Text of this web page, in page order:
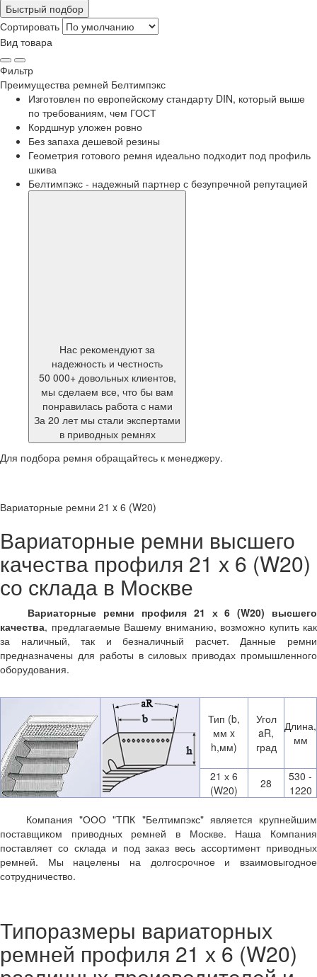
Быстрый подбор
Сортировать
Вид товара
Фильтр
Преимущества ремней Белтимпэкс
Изготовлен по европейскому стандарту DIN, который выше
по требованиям, чем ГОСТ
Кордшнур уложен ровно
Без запаха дешевой резины
Геометрия готового ремня идеально подходит под профиль
шкива
Белтимпэкс - надежный партнер с безупречной репутацией
Нас рекомендуют за
надежность и честность
50 000+ довольных клиентов,
мы сделаем все, что бы вам
понравилась работа с нами
За 20 лет мы стали экспертами
в приводных ремнях
Для подбора ремня обращайтесь к менеджеру.
Вариаторные ремни 21 x 6 (W20)
Вариаторные ремни высшего
качества профиля 21 х 6 (W20)
со склада в Москве
Вариаторные ремни профиля 21 х 6 (W20) высшего
качества, предлагаемые Вашему вниманию, возможно купить как
за наличный, так и безналичный расчет. Данные ремни
предназначены для работы в силовых приводах промышленного
оборудования.
Тип (b,
мм x
h,мм)
Угол
aR,
град
Длина,
мм
21 х 6
(W20)
28
530 -
1220
Компания "ООО "ТПК "Белтимпэкс" является крупнейшим
поставщиком приводных ремней в Москве. Наша Компания
поставляет со склада и под заказ весь ассортимент приводных
ремней. Мы нацелены на долгосрочное и взаимовыгодное
сотрудничество.
Типоразмеры вариаторных
ремней профиля 21 х 6 (W20)